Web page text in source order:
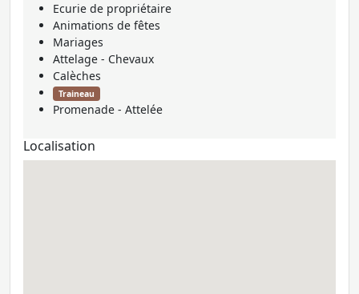
Ecurie de propriétaire
Animations de fêtes
Mariages
Attelage - Chevaux
Calèches
Traineau
Promenade - Attelée
Localisation